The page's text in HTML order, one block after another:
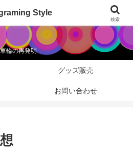
Style
車輪の再発明
グッズ販売
お問い合わせ
Style
検索